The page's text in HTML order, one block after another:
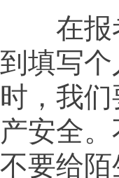
在报考
到填写
时，我
产安全
不要给